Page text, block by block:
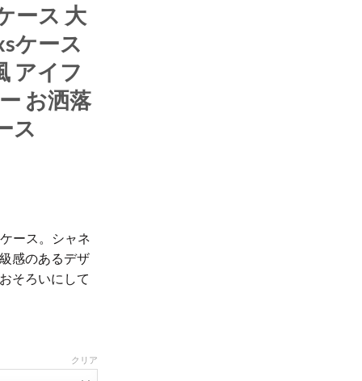
ース 大
ケース
アイフ
お洒落
ス
ース。シャネ
感のあるデザ
そろいにして
クリア